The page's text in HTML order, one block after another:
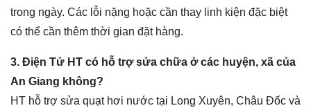
trong ngày. Các lỗi nặng hoặc cần thay linh kiện đặc biệt
có thể cần thêm thời gian đặt hàng.
3. Điện Tử HT có hỗ trợ sửa chữa ở các huyện, xã của
An Giang không?
HT hỗ trợ sửa quạt hơi nước tại Long Xuyên, Châu Đốc và